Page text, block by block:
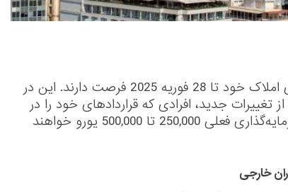
سرمایه‌گذاران گلدن ویزای یونان برای تکمیل قراردادهای املاک خود تا 28 فوریه 2025 فرصت دارند. این در
قبلی تا 31 دسامبر 2024 بود. پس از تغییرات جدید، افرادی که قراردادهای خود را در
مدت زمان ارائه‌شده تکمیل می‌کنند، مشمول آستانه سرمایه‌گذاری فعلی 250,000 تا 500,000 یورو خواهند
خارجی